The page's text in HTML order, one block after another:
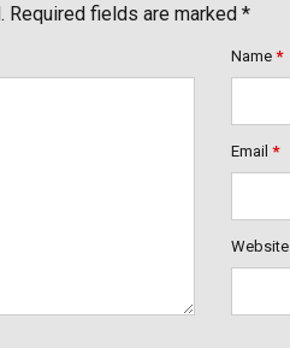
Required fields are marked *
Name *
Email *
Website